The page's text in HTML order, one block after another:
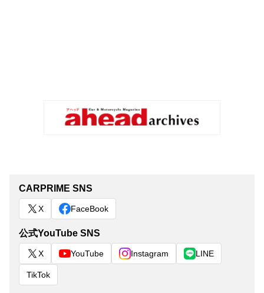
CARPRIME SNS
X FaceBook
公式YouTube SNS
X YouTube Instagram LINE
TikTok